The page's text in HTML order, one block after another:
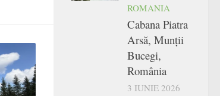
ROMANIA
Cabana Piatra
Arsă, Munții
Bucegi,
România
3 IUNIE 2026